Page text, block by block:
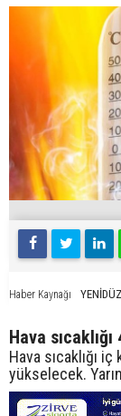
Haber Kaynağı
Hava
Hava sıcaklığı
yükselecek.